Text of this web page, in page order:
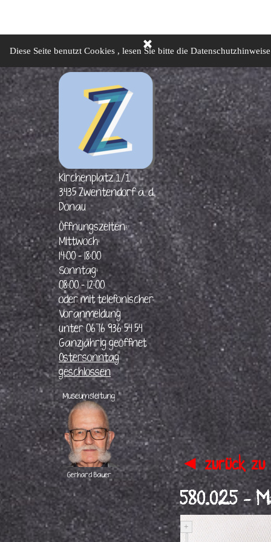
chenplatz1/1
3435 Zwentendorf a. d.
Donau
Öffnungszeiten:
Mittwoch:
14:00 - 18:00
Sonntag:
08:00 - 12:00
oder mit telefonischer
Voranmeldung
unter 0676 936 54 54
Ganzjährig geöffnet
Ostersonntag
geschlossen
Museumsleitung
GerhardBauer
◄ zurück zu
580.025 -
+